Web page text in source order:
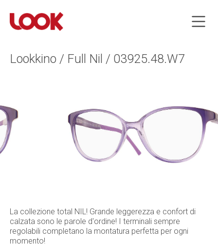
Lookkino / Full Nil / 03925.48.W7
La collezione total NIL! Grande leggerezza e confort di
calzata sono le parole d'ordine! I terminali sempre
regolabili completano la montatura perfetta per ogni
momento!